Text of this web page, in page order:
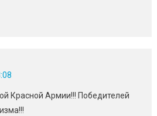
Красной Армии!!! Победителей